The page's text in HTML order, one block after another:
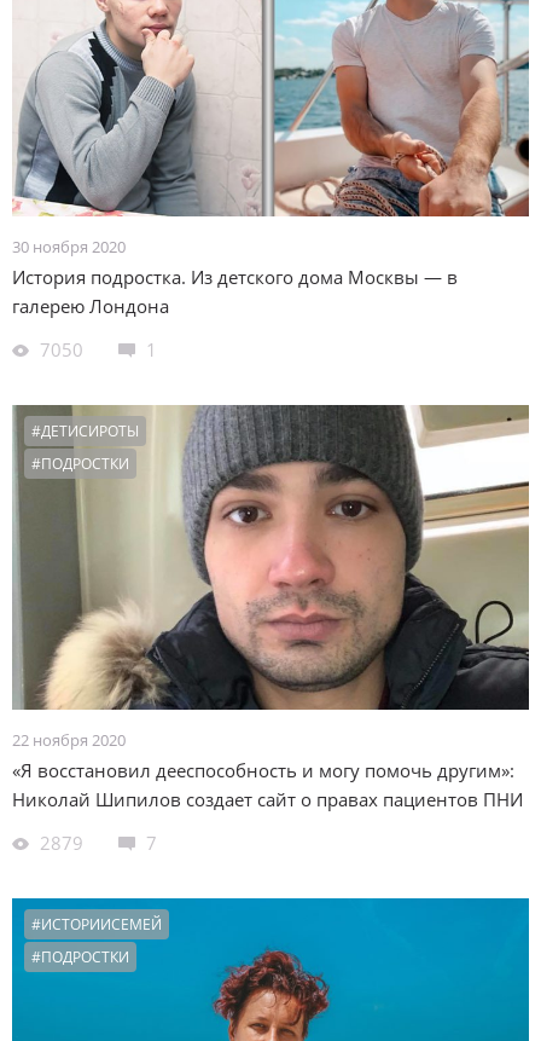
30 ноября 2020
История подростка. Из детского дома Москвы — в
галерею Лондона
7050
1
#ДЕТИСИРОТЫ
#ПОДРОСТКИ
22 ноября 2020
«Я восстановил дееспособность и могу помочь другим»:
Николай Шипилов создает сайт о правах пациентов ПНИ
2879
7
#ИСТОРИИСЕМЕЙ
#ПОДРОСТКИ